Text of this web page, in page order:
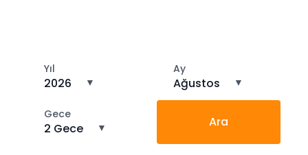
Yıl
2026 ▼
Ay
Ağustos ▼
Gece
2 Gece ▼ Ara